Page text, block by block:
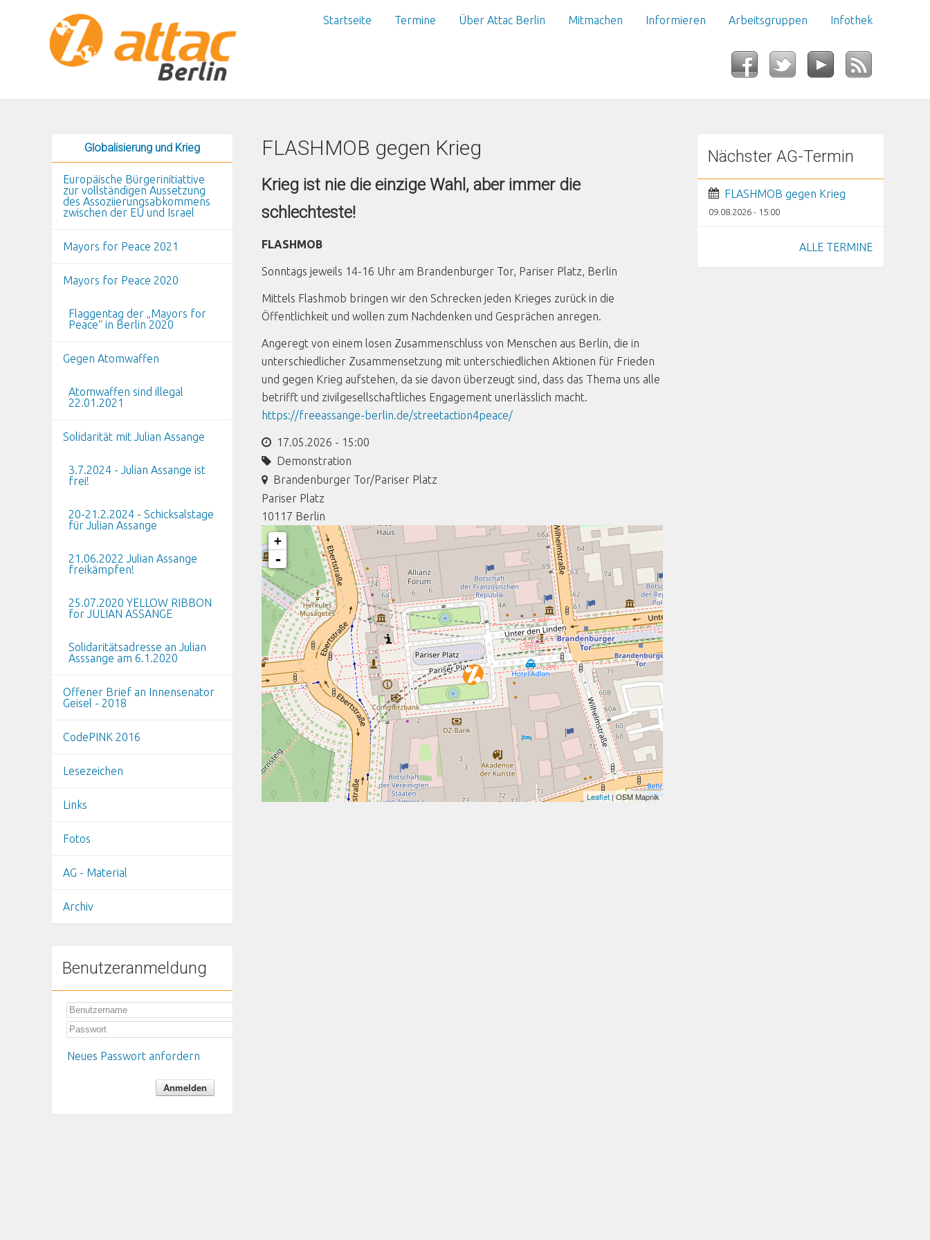
Startseite
Termine Über Attac Berlin Mitmachen Informieren Arbeitsgruppen Infothek
FLASHMOB gegen Krieg
Krieg ist nie die einzige Wahl, aber immer die
schlechteste!
FLASHMOB
Sonntags jeweils 14-16 Uhr am Brandenburger Tor, Pariser Platz, Berlin
Mittels Flashmob bringen wir den Schrecken jeden Krieges zurück in die
Öffentlichkeit und wollen zum Nachdenken und Gesprächen anregen.
Angeregt von einem losen Zusammenschluss von Menschen aus Berlin, die in
unterschiedlicher Zusammensetzung mit unterschiedlichen Aktionen für Frieden
und gegen Krieg aufstehen, da sie davon überzeugt sind, dass das Thema uns alle
betrifft und zivilgesellschaftliches Engagement unerlässlich macht.
https://freeassange-berlin.de/streetaction4peace/
17.05.2026 - 15:00
Demonstration
Brandenburger Tor/Pariser Platz
Pariser Platz
10117 Berlin
+
-
Leaflet| OSM Mapnik
Globalisierung und Krieg
Europäische Bürgerinitiattive
zur vollständigen Aussetzung
des Assoziierungsabkommens
zwischen der EU und Israel
Mayors for Peace 2021
Mayors for Peace 2020
Flaggentag der „Mayors for
Peace“ in Berlin 2020
Gegen Atomwaffen
Atomwaffen sind illegal
22.01.2021
Solidarität mit Julian Assange
3.7.2024 - Julian Assange ist
frei!
20-21.2.2024 - Schicksalstage
für Julian Assange
21.06.2022 Julian Assange
freikämpfen!
25.07.2020 YELLOW RIBBON
for JULIAN ASSANGE
Solidaritätsadresse an Julian
Asssange am 6.1.2020
Offener Brief an Innensenator
Geisel - 2018
CodePINK 2016
Lesezeichen
Links
Fotos
AG - Material
Archiv
Benutzeranmeldung
Neues Passwort anfordern
Nächster AG-Termin
FLASHMOB gegen Krieg
09.08.2026 - 15:00
ALLE TERMINE